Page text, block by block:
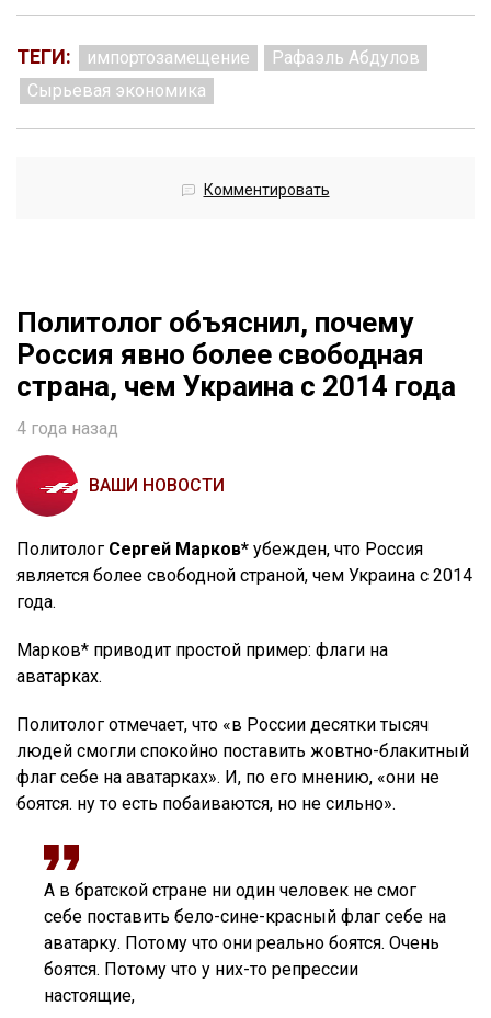
ТЕГИ: импортозамещение
Рафаэль Абдулов
Сырьевая экономика
Комментировать
Политолог объяснил, почему
Россия явно более свободная
страна, чем Украина с 2014 года
4 года назад
ВАШИ НОВОСТИ
Политолог Сергей Марков* убежден, что Россия
является более свободной страной, чем Украина с 2014
года.
Марков* приводит простой пример: флаги на
аватарках.
Политолог отмечает, что «в России десятки тысяч
людей смогли спокойно поставить жовтно-блакитный
флаг себе на аватарках». И, по его мнению, «они не
боятся. ну то есть побаиваются, но не сильно».
А в братской стране ни один человек не смог
себе поставить бело-сине-красный флаг себе на
аватарку. Потому что они реально боятся. Очень
боятся. Потому что у них-то репрессии
настоящие,